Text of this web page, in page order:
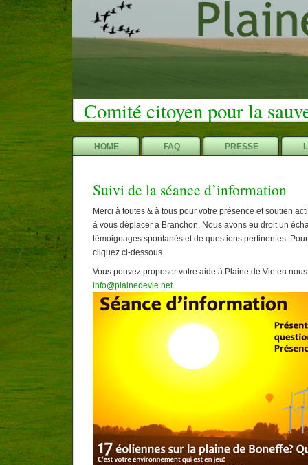
Comité citoyen pour la
HOME FAQ PRESSE
Suivi de la séance d’information
Merci à toutes & à tous pour votre présence et soutien
à vous déplacer à Branchon. Nous avons eu droit un
témoignages spontanés et de questions pertinentes.
cliquez ci-dessous.
Vous pouvez proposer votre aide à Plaine de Vie en
info@plainedevie.net